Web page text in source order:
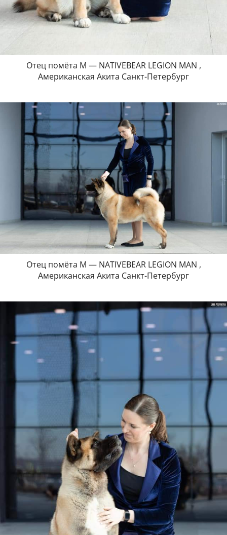
Отец помёта М — NATIVEBEAR LEGION MAN ,
Американская Акита Санкт-Петербург
Отец помёта М — NATIVEBEAR LEGION MAN ,
Американская Акита Санкт-Петербург